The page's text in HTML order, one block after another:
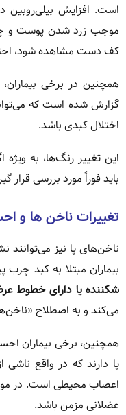
است. افزایش بیلی‌روبین
موجب زرد شدن پوست و
کف دست مشاهده شود،
همچنین در برخی بیماران،
گزارش شده است که
اختلال کبدی باشد.
این تغییر رنگ‌ها، به
باید فوراً مورد بررسی قرار
تغییرات ناخن ها و
ناخن‌های پا نیز می‌توانند
بیماران مبتلا به کبد
شکننده یا دارای خطوط
می‌کند و به اصطلاح
همچنین، برخی بیماران
پا دارند که در واقع ناشی
اعصاب محیطی است. در
عضلانی مزمن باشد.